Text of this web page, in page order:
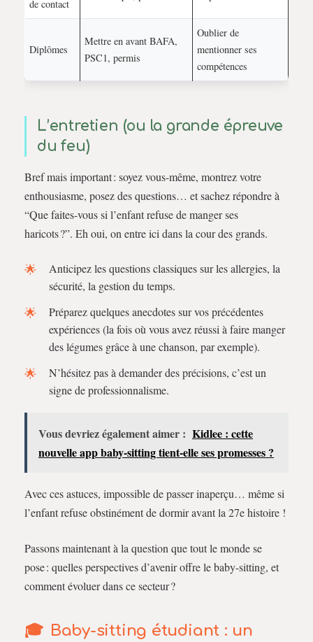
de contact
Diplômes
Mettre en avant BAFA,
PSC1, permis
Oublier de
mentionner ses
compétences
L’entretien (ou la grande épreuve
du feu)
Bref mais important : soyez vous-même, montrez votre
enthousiasme, posez des questions… et sachez répondre à
“Que faites-vous si l’enfant refuse de manger ses
haricots ?”. Eh oui, on entre ici dans la cour des grands.
Anticipez les questions classiques sur les allergies, la
sécurité, la gestion du temps.
Préparez quelques anecdotes sur vos précédentes
expériences (la fois où vous avez réussi à faire manger
des légumes grâce à une chanson, par exemple).
N’hésitez pas à demander des précisions, c’est un
signe de professionnalisme.
Vous devriez également aimer : Kidlee : cette
nouvelle app baby-sitting tient-elle ses promesses ?
Avec ces astuces, impossible de passer inaperçu… même si
l’enfant refuse obstinément de dormir avant la 27e histoire !
Passons maintenant à la question que tout le monde se
pose : quelles perspectives d’avenir offre le baby-sitting, et
comment évoluer dans ce secteur ?
Baby-sitting étudiant : un